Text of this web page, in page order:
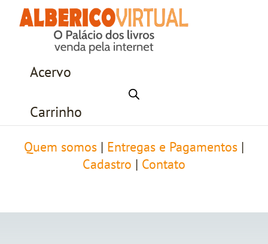
Acervo
Carrinho
Quem somos Entregas e Pagamentos
Cadastro
Contato